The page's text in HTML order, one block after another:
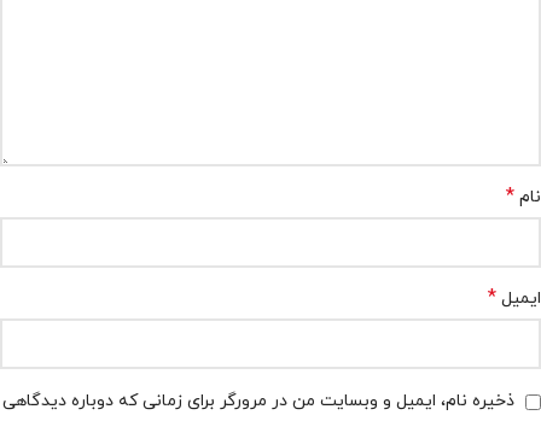
نام *
ایمیل *
ذخیره نام، ایمیل و وبسایت من در مرورگر برای زمانی که دوباره دیدگاهی